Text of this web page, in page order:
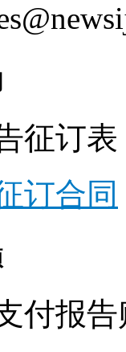
征订表
订合同
付报